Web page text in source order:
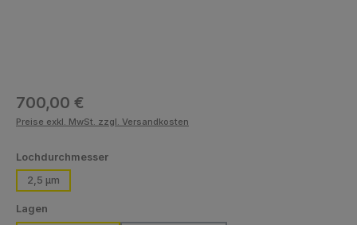
Regulärer Preis:
700,00 €
Preise exkl. MwSt. zzgl. Versandkosten
Lochdurchmesserauswählen
2,5 µm
Lagen